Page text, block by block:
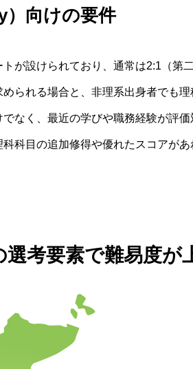
）向けの要件
が設けられており、通常は2:1（第
られる場合と、非理系出身者でも
なく、最近の学びや職務経験が評価
科目の追加修得や優れたスコアが
考要素で難易度が